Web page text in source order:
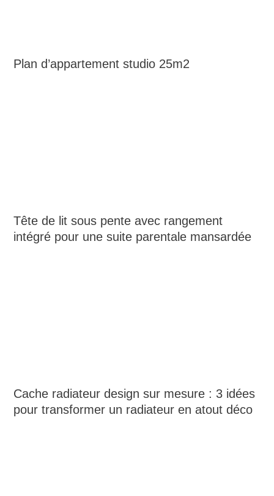
Plan d’appartement studio 25m2
Tête de lit sous pente avec rangement
intégré pour une suite parentale mansardée
Cache radiateur design sur mesure : 3 idées
pour transformer un radiateur en atout déco